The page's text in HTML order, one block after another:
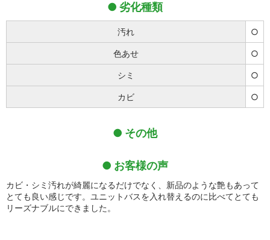
劣化種類
汚れ ○
色あせ ○
シミ ○
カビ ○
その他
お客様の声
カビ・シミ汚れが綺麗になるだけでなく、新品のような艶もあって
とても良い感じです。ユニットバスを入れ替えるのに比べてとても
リーズナブルにできました。